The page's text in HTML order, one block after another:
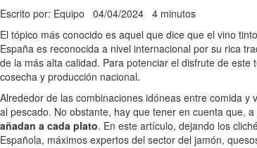
Escrito por: Equipo 04/04/2024 4 minutos
El tópico más conocido es aquel que dice que el vino
España es reconocida a nivel internacional por su rica
de la más alta calidad. Para potenciar el disfrute de
cosecha y producción nacional.
Alrededor de las combinaciones idóneas entre comida
al pescado. No obstante, hay que tener en cuenta que,
añadan a cada plato. En este artículo, dejando los
Española, máximos expertos del sector del jamón,